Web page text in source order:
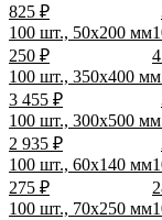
825 ₽
100 шт., 50х200 мм
250 ₽
100 шт., 350х400 мм
3 455 ₽
100 шт., 300х500 мм
2 935 ₽
100 шт., 60х140 мм
275 ₽
100 шт., 70х250 мм